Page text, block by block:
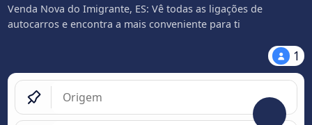
Venda Nova do Imigrante, ES: Vê todas as ligações de
autocarros e encontra a mais conveniente para ti
1